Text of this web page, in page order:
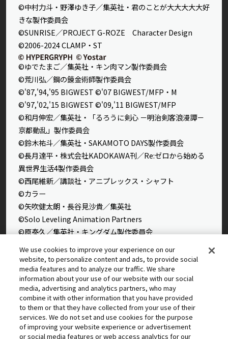
©中村力斗・野澤ゆき子／集英社・君のことが大大大大大好
きな製作委員会
©SUNRISE／PROJECT G-ROZE Character Design
©2006-2024 CLAMP・ST
©ゆでたまご／集英社・キン肉マン製作委員会
©荒川弘／鋼の錬金術師製作委員会
©'87,'94,'95 BIGWEST ©'07 BIGWEST/MFP・M
©'97,'02,'15 BIGWEST ©'09,'11 BIGWEST/MFP
©和月伸宏／集英社・「るろうに剣心 －明治剣客浪漫譚－
京都動乱」製作委員会
©鈴木祐斗／集英社・SAKAMOTO DAYS製作委員会
©長月達平・株式会社KADOKAWA刊／Re:ゼロから始める
異世界生活4製作委員会
©西尾維新／講談社・アニプレックス・シャフト
©カラー
©矢吹健太朗・長谷見沙貴／集英社
©Solo Leveling Animation Partners
©原泰久／集英社・キングダム製作委員会
©石田スイ／集英社・東京喰種：re製作委員会
©外薗健／集英社
©タカヒロ・竹村洋平／集英社・魔防隊広報部
©高橋留美子／小学館・読売テレビ・サンライズ 2009
©藤本タツキ／集英社・ＭＡＰＰＡ
© 2025 MAPPA／チェンソーマンプロジェクト ©藤本タツ
キ／集英社
We use cookies to improve your experience on our
website, to personalize content and ads, to provide social
media features and to analyze our traffic. We share
information about your use of our website with our social
media, advertising and analytics partners, who may
combine it with other information that you have provided
to them or that they have collected from your use of their
services. We do not set and use cookies for the purpose
of improving your website experience or advertisement
or social media features or web access analytics for our